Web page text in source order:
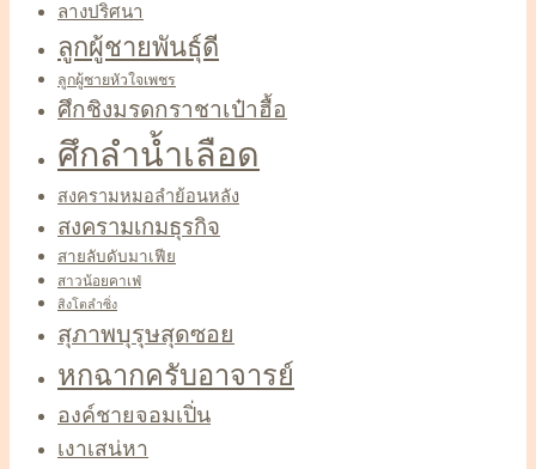
ลางปริศนา
ลูกผู้ชายพันธุ์ดี
ลูกผู้ชายหัวใจเพชร
ศึกชิงมรดกราชาเป๋าฮื้อ
ศึกลำน้ำเลือด
สงครามหมอลำย้อนหลัง
สงครามเกมธุรกิจ
สายลับดับมาเฟีย
สาวน้อยคาเฟ่
สิงโตลำซิ่ง
สุภาพบุรุษสุดซอย
หกฉากครับอาจารย์
องค์ชายจอมเปิ่น
เงาเสน่หา